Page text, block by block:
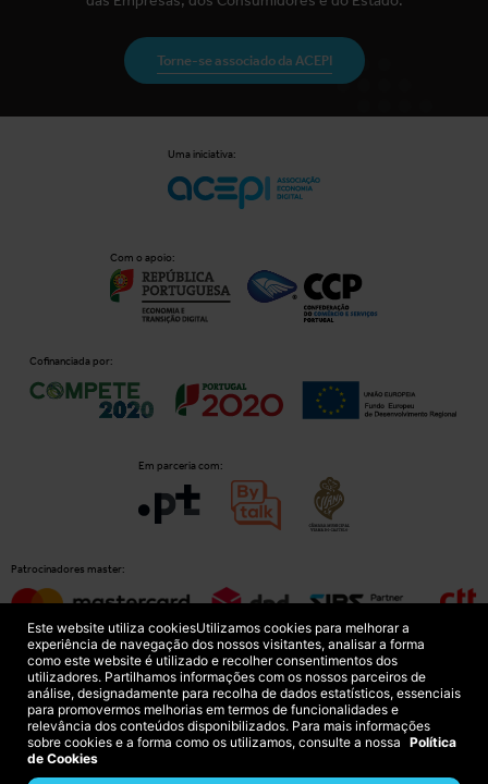
Torne-se associado da ACEPI
Uma iniciativa:
Com o apoio:
Cofinanciada por:
Em parceria com:
Patrocinadores master:
Patrocinadores principais:
Este website utiliza cookiesUtilizamos cookies para melhorar a
experiência de navegação dos nossos visitantes, analisar a forma
como este website é utilizado e recolher consentimentos dos
utilizadores. Partilhamos informações com os nossos parceiros de
análise, designadamente para recolha de dados estatísticos, essenciais
para promovermos melhorias em termos de funcionalidades e
relevância dos conteúdos disponibilizados. Para mais informações
sobre cookies e a forma como os utilizamos, consulte a nossa Política
de Cookies